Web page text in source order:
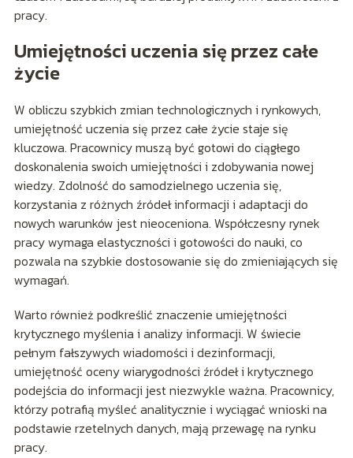
pracy.
Umiejętności uczenia się przez całe
życie
W obliczu szybkich zmian technologicznych i rynkowych,
umiejętność uczenia się przez całe życie staje się
kluczowa. Pracownicy muszą być gotowi do ciągłego
doskonalenia swoich umiejętności i zdobywania nowej
wiedzy. Zdolność do samodzielnego uczenia się,
korzystania z różnych źródeł informacji i adaptacji do
nowych warunków jest nieoceniona. Współczesny rynek
pracy wymaga elastyczności i gotowości do nauki, co
pozwala na szybkie dostosowanie się do zmieniających się
wymagań.
Warto również podkreślić znaczenie umiejętności
krytycznego myślenia i analizy informacji. W świecie
pełnym fałszywych wiadomości i dezinformacji,
umiejętność oceny wiarygodności źródeł i krytycznego
podejścia do informacji jest niezwykle ważna. Pracownicy,
którzy potrafią myśleć analitycznie i wyciągać wnioski na
podstawie rzetelnych danych, mają przewagę na rynku
pracy.